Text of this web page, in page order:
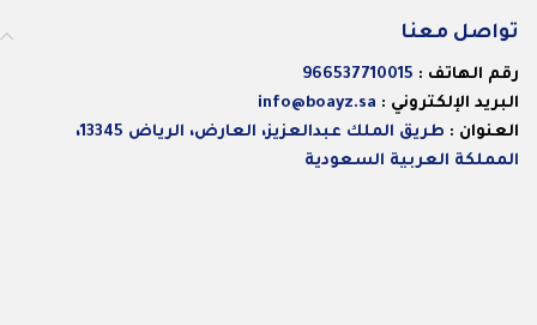
تواصل معنا
رقم الهاتف : 966537710015
البريد الإلكتروني : info@boayz.sa
العنوان :
طريق الملك عبدالعزيز، العارض، الرياض 13345،
المملكة العربية السعودية